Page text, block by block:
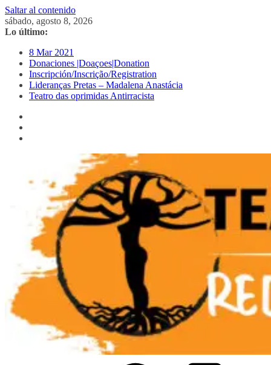
Saltar al contenido
sábado, agosto 8, 2026
Lo último:
8 Mar 2021
Donaciones |Doaçoes|Donation
Inscripción/Inscrição/Registration
Lideranças Pretas – Madalena Anastácia
Teatro das oprimidas Antirracista